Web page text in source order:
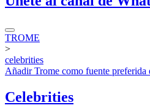
TROME
>
celebrities
AñadirTrome como fuente preferida
Celebrities